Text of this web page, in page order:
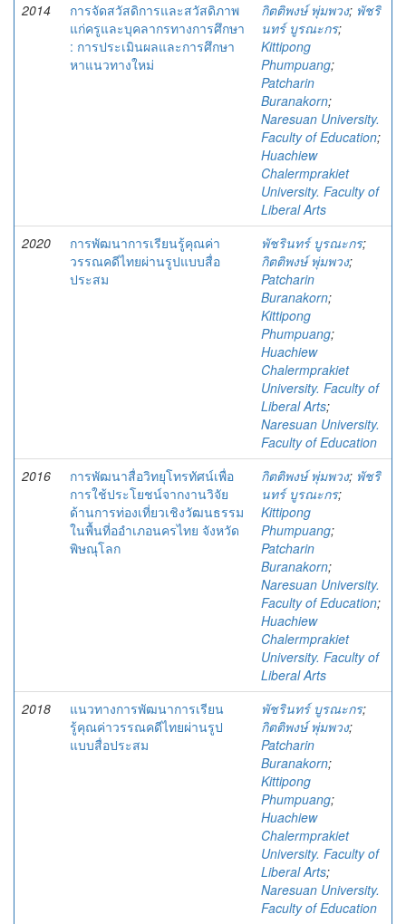
2014
การจัดสวัสดิการและสวัสดิภาพ
แก่ครูและบุคลากรทางการศึกษา
: การประเมินผลและการศึกษา
หาแนวทางใหม่
กิตติพงษ์ พุ่มพวง; พัชริ
นทร์ บูรณะกร;
Kittipong
Phumpuang;
Patcharin
Buranakorn;
Naresuan University.
Faculty of Education;
Huachiew
Chalermprakiet
University. Faculty of
Liberal Arts
2020
การพัฒนาการเรียนรู้คุณค่า
วรรณคดีไทยผ่านรูปแบบสื่อ
ประสม
พัชรินทร์ บูรณะกร;
กิตติพงษ์ พุ่มพวง;
Patcharin
Buranakorn;
Kittipong
Phumpuang;
Huachiew
Chalermprakiet
University. Faculty of
Liberal Arts;
Naresuan University.
Faculty of Education
2016
การพัฒนาสื่อวิทยุโทรทัศน์เพื่อ
การใช้ประโยชน์จากงานวิจัย
ด้านการท่องเที่ยวเชิงวัฒนธรรม
ในพื้นที่ออำเภอนครไทย จังหวัด
พิษณุโลก
กิตติพงษ์ พุ่มพวง; พัชริ
นทร์ บูรณะกร;
Kittipong
Phumpuang;
Patcharin
Buranakorn;
Naresuan University.
Faculty of Education;
Huachiew
Chalermprakiet
University. Faculty of
Liberal Arts
2018
แนวทางการพัฒนาการเรียน
รู้คุณค่าวรรณคดีไทยผ่านรูป
แบบสื่อประสม
พัชรินทร์ บูรณะกร;
กิตติพงษ์ พุ่มพวง;
Patcharin
Buranakorn;
Kittipong
Phumpuang;
Huachiew
Chalermprakiet
University. Faculty of
Liberal Arts;
Naresuan University.
Faculty of Education